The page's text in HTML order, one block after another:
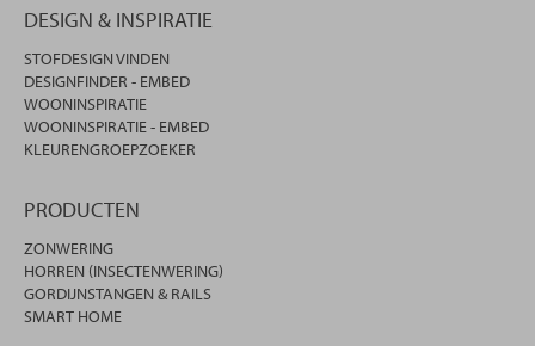
DESIGN & INSPIRATIE
STOFDESIGN VINDEN
DESIGNFINDER - EMBED
WOONINSPIRATIE
WOONINSPIRATIE - EMBED
KLEURENGROEPZOEKER
PRODUCTEN
ZONWERING
HORREN (INSECTENWERING)
GORDIJNSTANGEN & RAILS
SMART HOME